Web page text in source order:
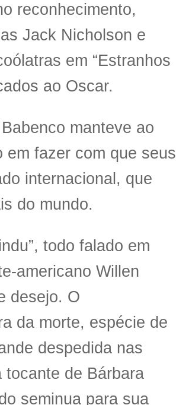
reconhecimento,
Jack Nicholson e
em “Estranhos
ao Oscar.
manteve ao
em fazer com que seus
internacional, que
do mundo.
todo falado em
americano Willen
desejo. O
da morte, espécie de
despedida nas
de Bárbara
seminua para sua